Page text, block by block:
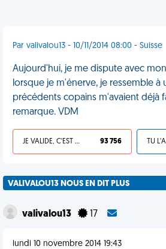
Par valivalou13 - 10/11/2014 08:00 - Suisse
Aujourd'hui, je me dispute avec
lorsque je m'énerve, je ressemble
précédents copains m'avaient déjà
remarque. VDM
JE VALIDE, C'EST UNE VDM 93 756
VALIVALOU13 NOUS EN DIT PLUS
valivalou13 17
lundi 10 novembre 2014 19:43